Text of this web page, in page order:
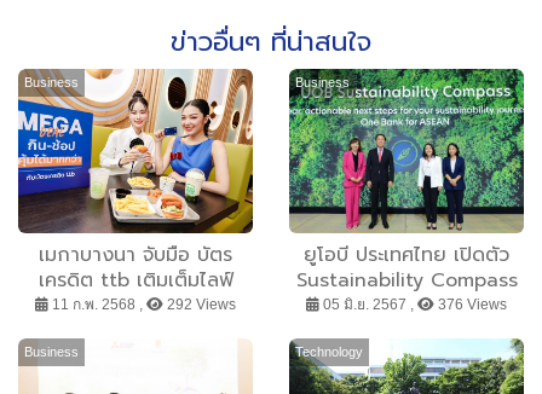
ข่าวอื่นๆ ที่น่าสนใจ
Business
เมกาบางนา จับมือ บัตร
เครดิต ttb เติมเต็มไลฟ์
สไตล์ทั้งกิน-ช้อป คุ้มค่าได้
มากกว่า รับส่วนลดสูงสุด
50% พร้อมรับฟรี! MEGA
11 ก.พ. 2568 , 292 Views
Business
ยูโอบี ประเทศไทย เปิดตัว
Sustainability Compass
ช่วยขับเคลื่อนธุรกิจเอสเอ็มอี
สู่ความยั่งยืน
05 มิ.ย. 2567 , 376 Views
Business Technology